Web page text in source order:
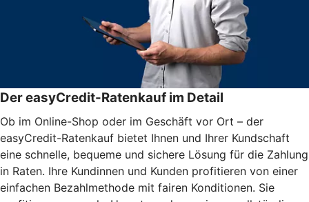
Der easyCredit-Ratenkauf im Detail
Ob im Online-Shop oder im Geschäft vor Ort – der
easyCredit-Ratenkauf bietet Ihnen und Ihrer Kundschaft
eine schnelle, bequeme und sichere Lösung für die Zahlung
in Raten. Ihre Kundinnen und Kunden profitieren von einer
einfachen Bezahlmethode mit fairen Konditionen. Sie